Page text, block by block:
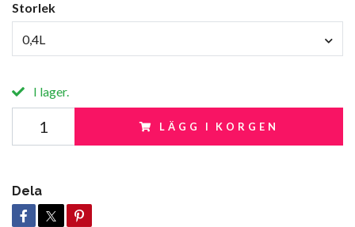
Storlek
0,4L
I lager.
LÄGG I KORGEN
Dela